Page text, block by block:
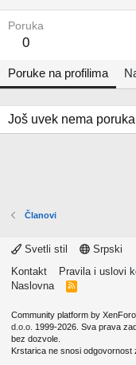
Poruka
0
Poruke na profilima
Još uvek nema
Članovi
Svetli stil
Srpski
Kontakt
Pravila i uslovi
Naslovna
R
Community platform by XenForo
d.o.o. 1999-2026. Sva prava
bez dozvole.
Krstarica ne snosi odgovornost